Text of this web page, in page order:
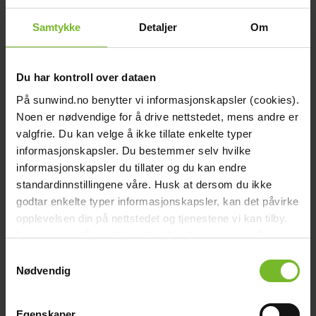
Samtykke Detaljer Om
Du har kontroll over dataen
På sunwind.no benytter vi informasjonskapsler (cookies).
Noen er nødvendige for å drive nettstedet, mens andre er
valgfrie. Du kan velge å ikke tillate enkelte typer
informasjonskapsler. Du bestemmer selv hvilke
informasjonskapsler du tillater og du kan endre
standardinnstillingene våre. Husk at dersom du ikke
godtar enkelte typer informasjonskapsler, kan det påvirke
opplevelsen din på nettstedet og tjenestene vi kan tilby.
Les mer om vårcookiepolicyher. Les mer om våre
Nødvendig
chevron_right
chevron_right
Grill & Fritid Grill & Fritid
chevron_right
Grilltillbehör chevron_right
Bålpanna & Utespis chevron_right
Tillbehör till bålpanna chevron_right
Terrassvärmare chevron_right
Pizzaugn chevron_right
Krispaket chevron_right
Friluftsliv chevron_right
Lacanche Lacanche
Reservdelar - Värme
Reservdelar - Toalett